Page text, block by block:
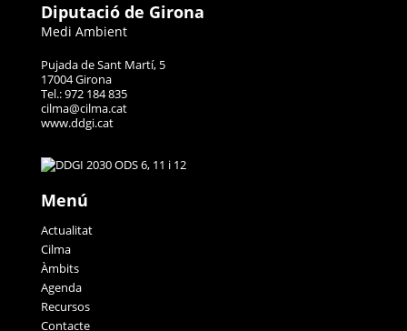
Diputació de Girona
Medi Ambient
Pujada de Sant Martí, 5
17004 Girona
Tel.: 972 184 835
cilma@cilma.cat
www.ddgi.cat
Menú
Actualitat
Cilma
Àmbits
Agenda
Recursos
Contacte